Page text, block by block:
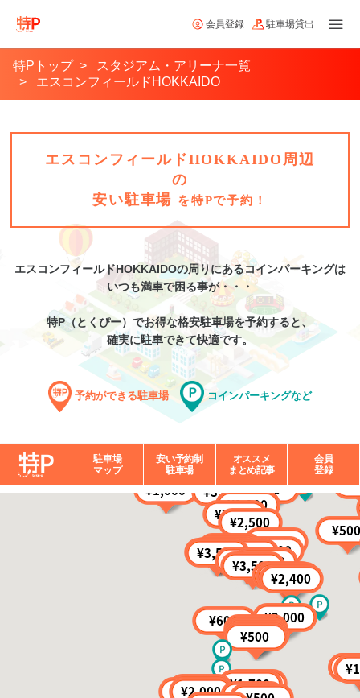
会員登録 駐車場貸出
特Pトップ
スタジアム・アリーナ一覧
エスコンフィールドHOKKAIDO
エスコンフィールドHOKKAIDO周辺
の
安い駐車場 を特Pで予約！
エスコンフィールドHOKKAIDOの周りにあるコインパーキングは
いつも満車で困る事が・・・
特P（とくぴー）でお得な格安駐車場を予約すると、
確実に駐車できて快適です。
予約ができる駐車場 コインパーキングなど
駐車場
マップ
安い予約制
駐車場
オススメ
まとめ記事
会員
登録